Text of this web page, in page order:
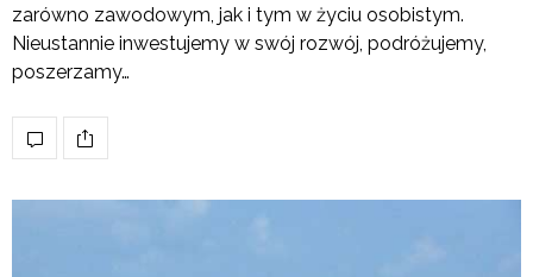
zarówno zawodowym, jak i tym w życiu osobistym.
Nieustannie inwestujemy w swój rozwój, podróżujemy,
poszerzamy…